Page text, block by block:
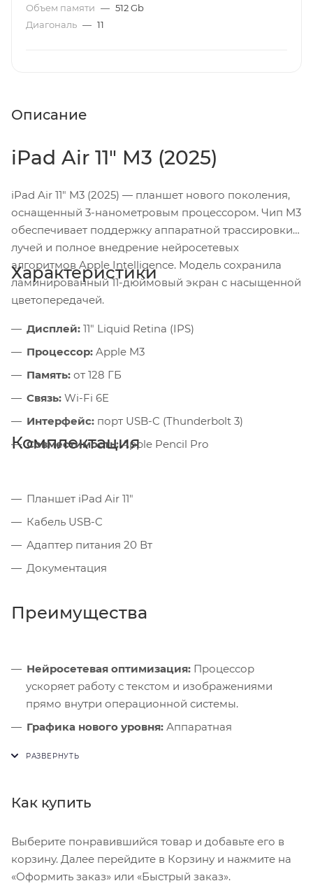
Объем памяти — 512 Gb
Диагональ — 11
Описание
iPad Air 11" M3 (2025)
iPad Air 11" M3 (2025) — планшет нового поколения,
оснащенный 3-нанометровым процессором. Чип M3
обеспечивает поддержку аппаратной трассировки
лучей и полное внедрение нейросетевых
алгоритмов Apple Intelligence. Модель сохранила
ламинированный 11-дюймовый экран с насыщенной
цветопередачей.
Характеристики
Дисплей: 11" Liquid Retina (IPS)
Процессор: Apple M3
Память: от 128 ГБ
Связь: Wi-Fi 6E
Интерфейс: порт USB-C (Thunderbolt 3)
Совместимость:Apple Pencil Pro
Комплектация
Планшет iPad Air 11"
Кабель USB-C
Адаптер питания 20 Вт
Документация
Преимущества
Нейросетевая оптимизация: Процессор
ускоряет работу с текстом и изображениями
прямо внутри операционной системы.
Графика нового уровня: Аппаратная
освещение в современных 3D-играх.
позволяет подключать внешние дисплеи и
Как купить
Выберите понравившийся товар и добавьте его в
корзину. Далее перейдите в Корзину и нажмите на
«Оформить заказ» или «Быстрый заказ».